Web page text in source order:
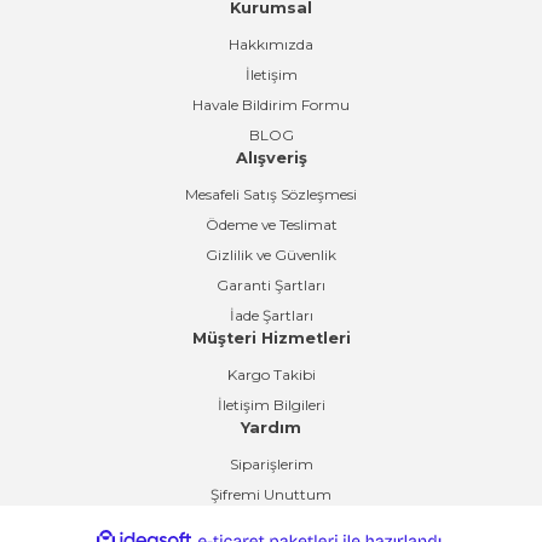
Kurumsal
Hakkımızda
İletişim
Havale Bildirim Formu
BLOG
Alışveriş
Mesafeli Satış Sözleşmesi
Ödeme ve Teslimat
Gizlilik ve Güvenlik
Garanti Şartları
İade Şartları
Müşteri Hizmetleri
Kargo Takibi
İletişim Bilgileri
Yardım
Siparişlerim
Şifremi Unuttum